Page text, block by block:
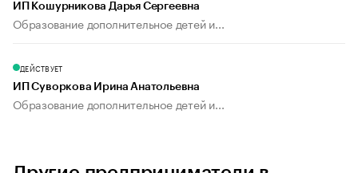
ИП Кошурникова Дарья Сергеевна
Образование дополнительное детей и...
ДЕЙСТВУЕТ
ИП Суворкова Ирина Анатольевна
Образование дополнительное детей и...